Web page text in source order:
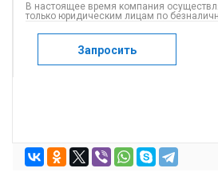
В настоящее время компания
только юридическим лицам по
Запросить